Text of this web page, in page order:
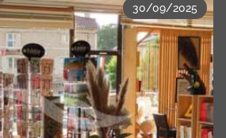
30/09/2025